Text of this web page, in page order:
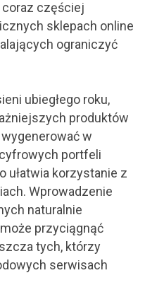
częściej
sklepach online
ograniczyć
ubiegłego roku,
produktów
w
portfeli
ułatwia korzystanie z
Wprowadzenie
naturalnie
przyciągnąć
tych, którzy
serwisach